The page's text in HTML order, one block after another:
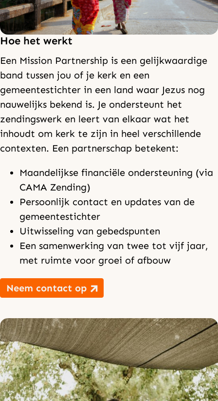
Hoe het werkt
Een Mission Partnership is een gelijkwaardige
band tussen jou of je kerk en een
gemeentestichter in een land waar Jezus nog
nauwelijks bekend is. Je ondersteunt het
zendingswerk en leert van elkaar wat het
inhoudt om kerk te zijn in heel verschillende
contexten. Een partnerschap betekent:
Maandelijkse financiële ondersteuning (via
CAMA Zending)
Persoonlijk contact en updates van de
gemeentestichter
Uitwisseling van gebedspunten
Een samenwerking van twee tot vijf jaar,
met ruimte voor groei of afbouw
Neem contact op